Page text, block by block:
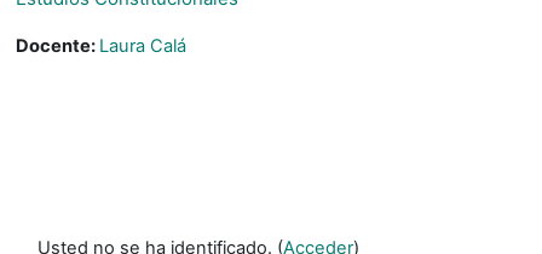
Docente: Laura Calá
Usted no se ha identificado. (Acceder)